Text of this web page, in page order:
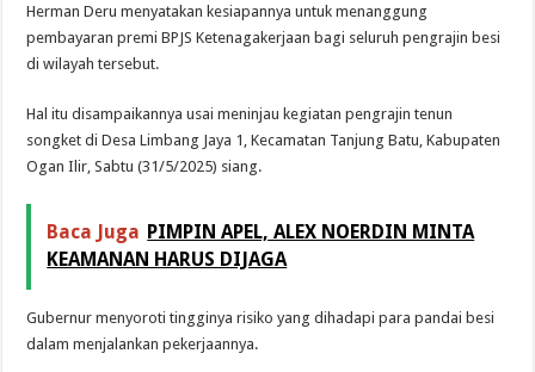
Herman Deru menyatakan kesiapannya untuk menanggung
pembayaran premi BPJS Ketenagakerjaan bagi seluruh pengrajin besi
di wilayah tersebut.
Hal itu disampaikannya usai meninjau kegiatan pengrajin tenun
songket di Desa Limbang Jaya 1, Kecamatan Tanjung Batu, Kabupaten
Ogan Ilir, Sabtu (31/5/2025) siang.
Baca Juga PIMPIN APEL, ALEX NOERDIN MINTA
KEAMANAN HARUS DIJAGA
Gubernur menyoroti tingginya risiko yang dihadapi para pandai besi
dalam menjalankan pekerjaannya.